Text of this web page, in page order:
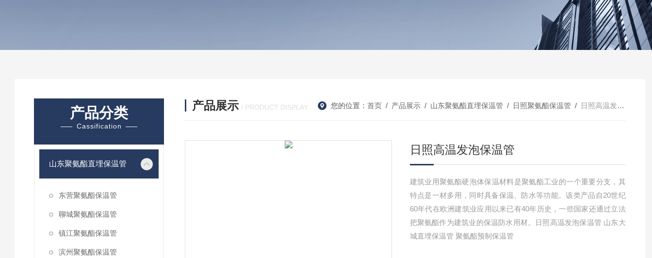
产品分类
Cassification
山东聚氨酯直埋保温管
东营聚氨酯保温管
聊城聚氨酯保温管
镇江聚氨酯保温管
滨州聚氨酯保温管
产品展示 / PRODUCT DISPLAY 您的位置： 首页/ 产品展示/ 山东聚氨酯直埋保温管 / 日照聚氨酯保温管 / 日照高温发泡保温管
日照高温发泡保温管
建筑业用聚氨酯硬泡体保温材料是聚氨酯工业的一个重要分支，其
特点是一材多用，同时具备保温、防水等功能。该类产品自20世纪
60年代在欧洲建筑业应用以来已有40年历史，一些国家还通过立法
把聚氨酯作为建筑业的保温防水用材。日照高温发泡保温管 山东大
城直埋保温管 聚氨酯预制保温管